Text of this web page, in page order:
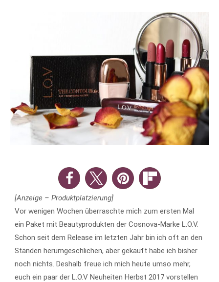
[Anzeige – Produktplatzierung]
Vor wenigen Wochen überraschte mich zum ersten Mal
ein Paket mit Beautyprodukten der Cosnova-Marke L.O.V.
Schon seit dem Release im letzten Jahr bin ich oft an den
Ständen herumgeschlichen, aber gekauft habe ich bisher
noch nichts. Deshalb freue ich mich heute umso mehr,
euch ein paar der L.O.V Neuheiten Herbst 2017 vorstellen